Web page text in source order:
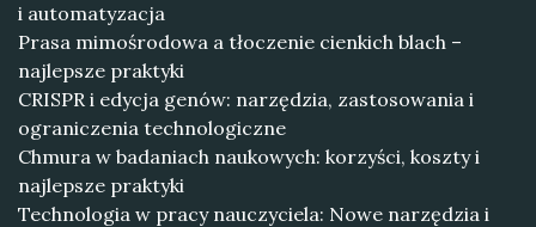
i automatyzacja
Prasa mimośrodowa a tłoczenie cienkich blach –
najlepsze praktyki
CRISPR i edycja genów: narzędzia, zastosowania i
ograniczenia technologiczne
Chmura w badaniach naukowych: korzyści, koszty i
najlepsze praktyki
Technologia w pracy nauczyciela: Nowe narzędzia i